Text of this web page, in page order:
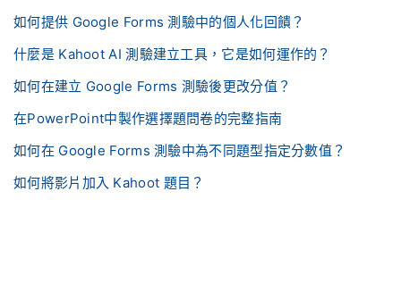
如何提供 Google Forms 測驗中的個人化回饋？
什麼是 Kahoot AI 測驗建立工具，它是如何運作的？
如何在建立 Google Forms 測驗後更改分值？
在PowerPoint中製作選擇題問卷的完整指南
如何在 Google Forms 測驗中為不同題型指定分數值？
如何將影片加入 Kahoot 題目？